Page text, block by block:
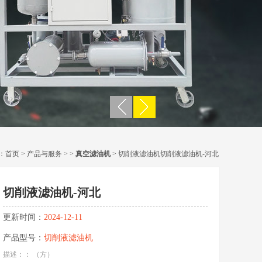
首页 > 产品与服务 > > 真空滤油机> 切削液滤油机切削液滤油机-河北
切削液滤油机-河北
更新时间： 2024-12-11
产品型号： 切削液滤油机
描述：： （方）